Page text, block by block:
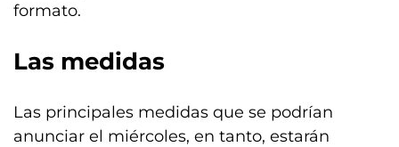
formato.
Las medidas
Las principales medidas que se podrían
anunciar el miércoles, en tanto, estarán